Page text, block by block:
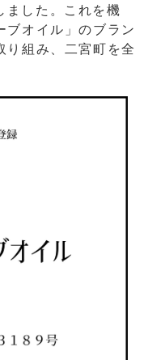
した。これを機
ブオイル」のブラン
り組み、二宮町を全